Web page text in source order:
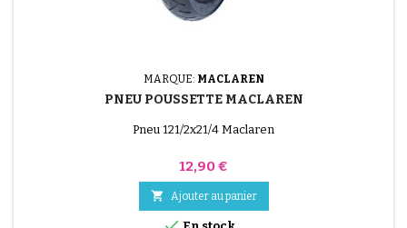
MARQUE: MACLAREN
PNEU POUSSETTE MACLAREN
Pneu 121/2x21/4 Maclaren
Prix
12,90 €
 Ajouter au panier